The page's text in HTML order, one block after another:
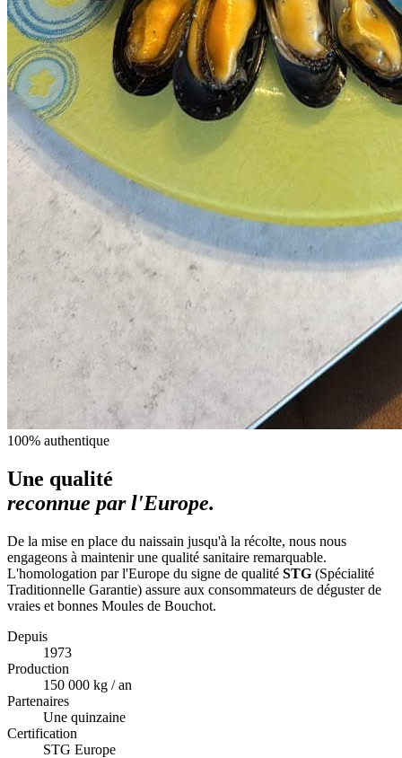
100% authentique
Une qualité
reconnue par l'Europe.
De la mise en place du naissain jusqu'à la récolte, nous nous
engageons à maintenir une qualité sanitaire remarquable.
L'homologation par l'Europe du signe de qualité STG (Spécialité
Traditionnelle Garantie) assure aux consommateurs de déguster de
vraies et bonnes Moules de Bouchot.
Depuis
1973
Production
150 000 kg / an
Partenaires
Une quinzaine
Certification
STG Europe